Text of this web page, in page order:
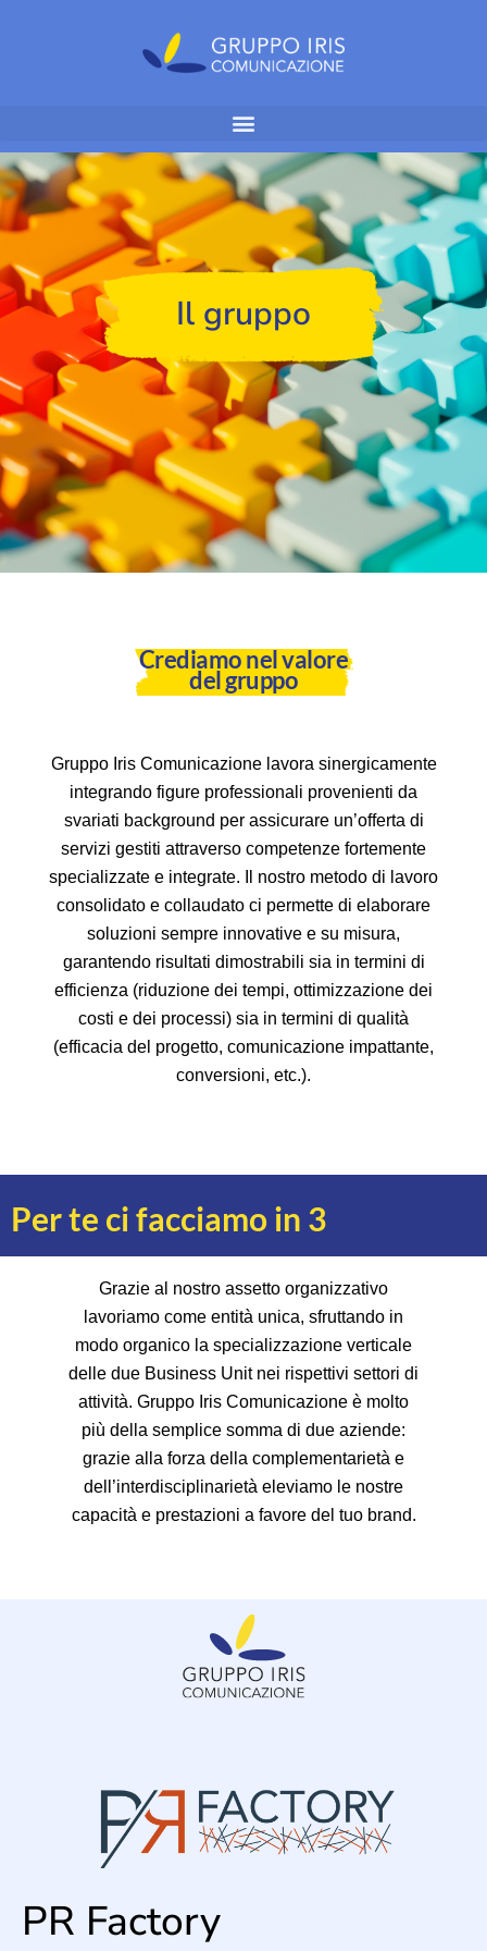
Il gruppo
Crediamo nel valore
del gruppo
Gruppo Iris Comunicazione lavora sinergicamente
integrando figure professionali provenienti da
svariati background per assicurare un’offerta di
servizi gestiti attraverso competenze fortemente
specializzate e integrate. Il nostro metodo di lavoro
consolidato e collaudato ci permette di elaborare
soluzioni sempre innovative e su misura,
garantendo risultati dimostrabili sia in termini di
efficienza (riduzione dei tempi, ottimizzazione dei
costi e dei processi) sia in termini di qualità
(efficacia del progetto, comunicazione impattante,
conversioni, etc.).
Per te ci facciamo in 3
Grazie al nostro assetto organizzativo
lavoriamo come entità unica, sfruttando in
modo organico la specializzazione verticale
delle due Business Unit nei rispettivi settori di
attività. Gruppo Iris Comunicazione è molto
più della semplice somma di due aziende:
grazie alla forza della complementarietà e
dell’interdisciplinarietà eleviamo le nostre
capacità e prestazioni a favore del tuo brand.
PR Factory